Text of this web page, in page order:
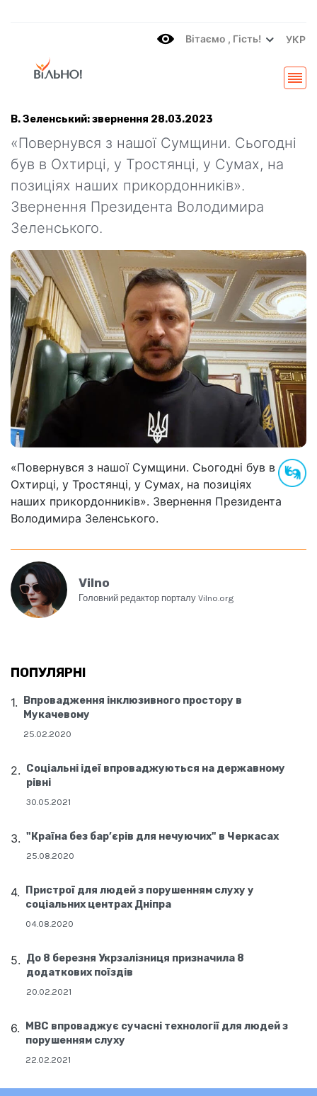
Вітаємo , Гість! УКР
В. Зеленський: звернення 28.03.2023
«Повернувся з нашої Сумщини. Сьогодні
був в Охтирці, у Тростянці, у Сумах, на
позиціях наших прикордонників».
Звернення Президента Володимира
Зеленського.
«Повернувся з нашої Сумщини. Сьогодні був в
Охтирці, у Тростянці, у Сумах, на позиціях
наших прикордонників». Звернення Президента
Володимира Зеленського.
Vilno
Головний редактор порталу Vilno.org
ПОПУЛЯРНІ
Впровадження інклюзивного простору в
Мукачевому
25.02.2020
Соціальні ідеї впроваджуються на державному
рівні
30.05.2021
"Країна без бар’єрів для нечуючих" в Черкасах
25.08.2020
Пристрої для людей з порушенням слуху у
соціальних центрах Дніпра
04.08.2020
До 8 березня Укрзалізниця призначила 8
додаткових поїздів
20.02.2021
МВС впроваджує сучасні технології для людей з
порушенням слуху
22.02.2021